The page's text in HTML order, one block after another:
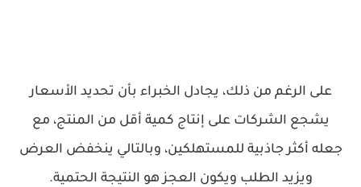
على الرغم من ذلك، يجادل الخبراء بأن تحديد الأسعار
يشجع الشركات على إنتاج كمية أقل من المنتج، مع
جعله أكثر جاذبية للمستهلكين، وبالتالي ينخفض ​​العرض
ويزيد الطلب ويكون العجز هو النتيجة الحتمية.